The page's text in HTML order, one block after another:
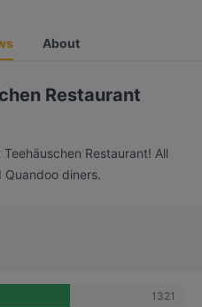
About
Restaurant
Restaurant! All
diners.
1321